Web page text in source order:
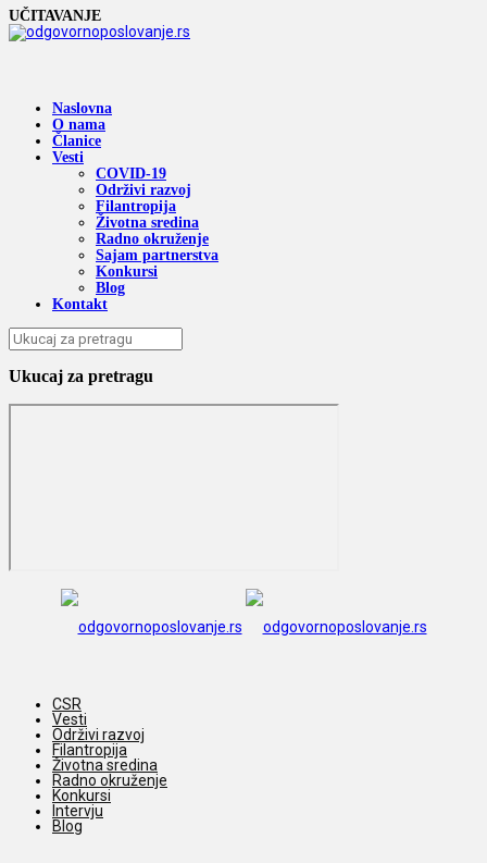
UČITAVANJE
Naslovna
O nama
Članice
Vesti
COVID-19
Održivi razvoj
Filantropija
Životna sredina
Radno okruženje
Sajam partnerstva
Konkursi
Blog
Kontakt
Ukucaj za pretragu
CSR
Vesti
Održivi razvoj
Filantropija
Životna sredina
Radno okruženje
Konkursi
Intervju
Blog